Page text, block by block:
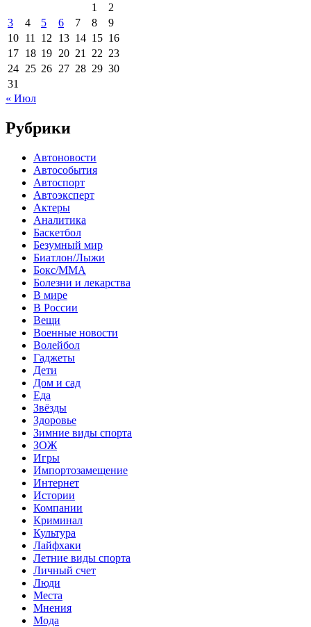
1
2
3
4 5 6 7 8
9
10 11 12 13 14 15 16
17 18 19 20 21 22 23
24 25 26 27 28 29 30
31
« Июл
Рубрики
Автоновости
Автособытия
Автоспорт
Автоэксперт
Актеры
Аналитика
Баскетбол
Безумный мир
Биатлон/Лыжи
Бокс/MMA
Болезни и лекарства
В мире
В России
Вещи
Военные новости
Волейбол
Гаджеты
Дети
Дом и сад
Еда
Звёзды
Здоровье
Зимние виды спорта
ЗОЖ
Игры
Импортозамещение
Интернет
Истории
Компании
Криминал
Культура
Лайфхаки
Летние виды спорта
Личный счет
Люди
Места
Мнения
Мода